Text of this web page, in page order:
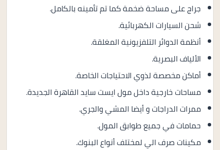
جراج على مساحة ضخمة كما تم تأمينه بالكامل.
شحن السيارات الكهربائية.
أنظمة الدوائر التلفزيونية المغلقة.
الألياف البصرية.
أماكن مخصصة لذوي الاحتياجات الخاصة.
مساحات خارجية داخل مول ايست سايد القاهرة الجديدة.
ممرات الدراجات و أيضا المشي والجري.
حمامات في جميع طوابق المول.
مكينات صرف الي لمختلف أنواع البنوك.